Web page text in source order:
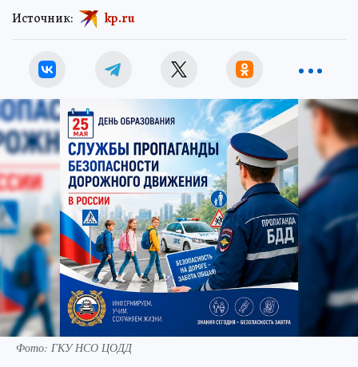
Источник: kp.ru
Фото: ГКУ НСО ЦОДД